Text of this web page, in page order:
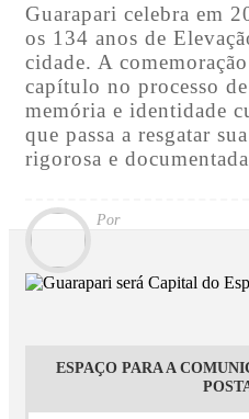
Guarapari celebra em
os 134 anos de
cidade. A
capítulo no processo
memória e identidade
que passa a resgatar
rigorosa e documentada
Por
ESPAÇO PARA A